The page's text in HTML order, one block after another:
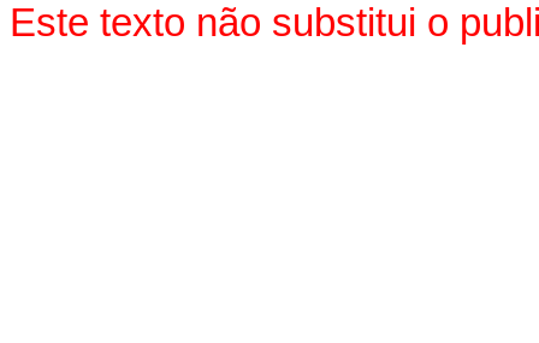
Este texto não substitui o